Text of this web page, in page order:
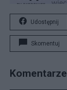
Udostępnij
Skomentuj
Komentarze